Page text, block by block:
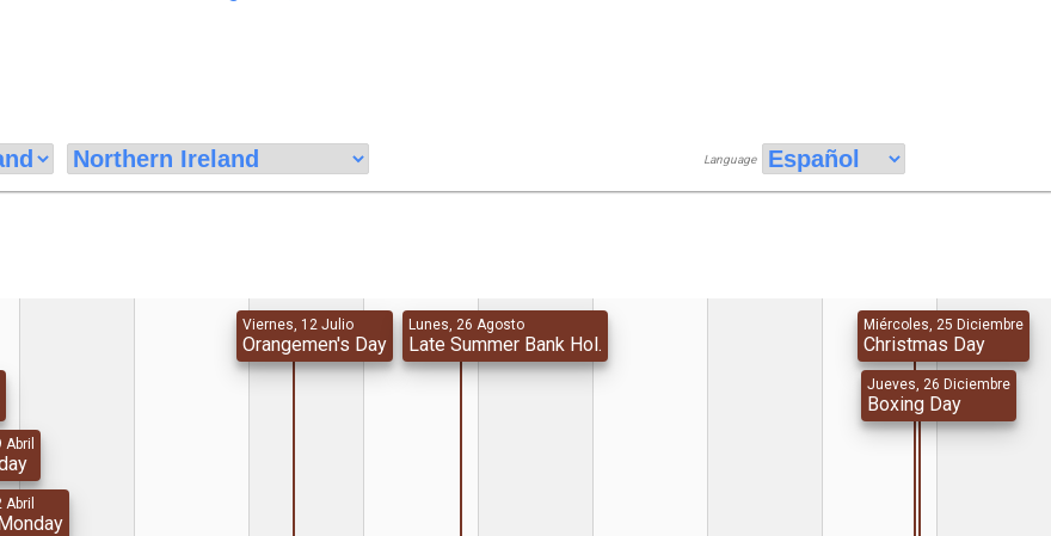
Language
Abril
Viernes, 12 Julio
Orangemen's Day
Lunes, 26 Agosto
Late Summer Bank Hol.
Miércoles, 25 Diciembre
Christmas Day
Jueves, 26 Diciembre
Boxing Day